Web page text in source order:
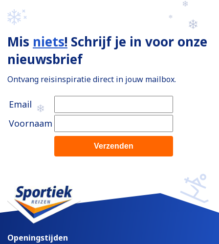
Mis niets! Schrijf je in voor onze
nieuwsbrief
Ontvang reisinspiratie direct in jouw mailbox.
Email
Voornaam
Openingstijden